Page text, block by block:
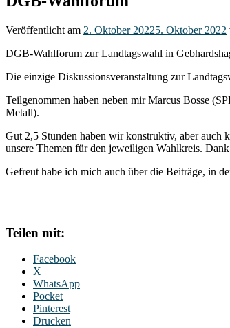
Veröffentlicht am 2. Oktober 20225. Oktober 2022
DGB-Wahlforum zur Landtagswahl in
Die einzige Diskussionsveranstaltung zur
Teilgenommen haben neben mir Marcus Bosse
Metall).
Gut 2,5 Stunden haben wir konstruktiv, aber auch
unsere Themen für den jeweiligen Wahlkreis.
Gefreut habe ich mich auch über die Beiträge, in
Teilen mit:
Facebook
X
WhatsApp
Pocket
Pinterest
Drucken